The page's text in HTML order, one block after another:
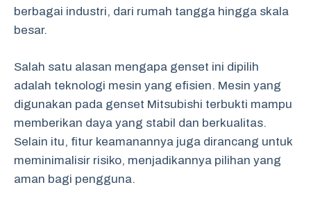
berbagai industri, dari rumah tangga hingga skala
besar.
Salah satu alasan mengapa genset ini dipilih
adalah teknologi mesin yang efisien. Mesin yang
digunakan pada genset Mitsubishi terbukti mampu
memberikan daya yang stabil dan berkualitas.
Selain itu, fitur keamanannya juga dirancang untuk
meminimalisir risiko, menjadikannya pilihan yang
aman bagi pengguna.